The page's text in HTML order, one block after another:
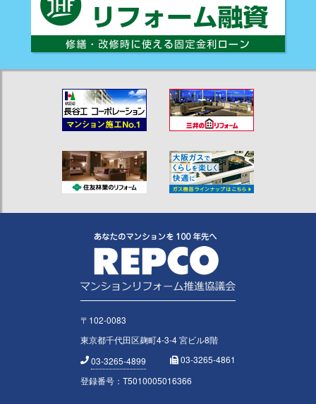
〒102-0083
東京都千代田区麹町4-3-4 宮ビル8階
03-3265-4899
03-3265-4861
登録番号：T5010005016366